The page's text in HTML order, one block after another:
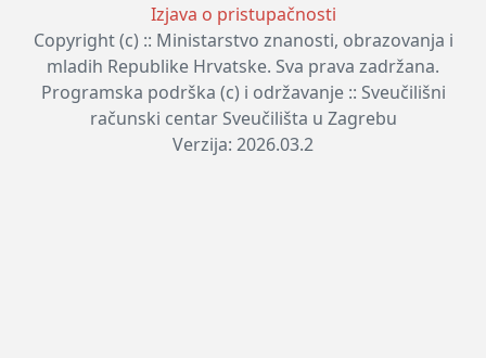
Izjava o pristupačnosti
Copyright (c) :: Ministarstvo znanosti, obrazovanja i
mladih Republike Hrvatske. Sva prava zadržana.
Programska podrška (c) i održavanje :: Sveučilišni
računski centar Sveučilišta u Zagrebu
Verzija: 2026.03.2